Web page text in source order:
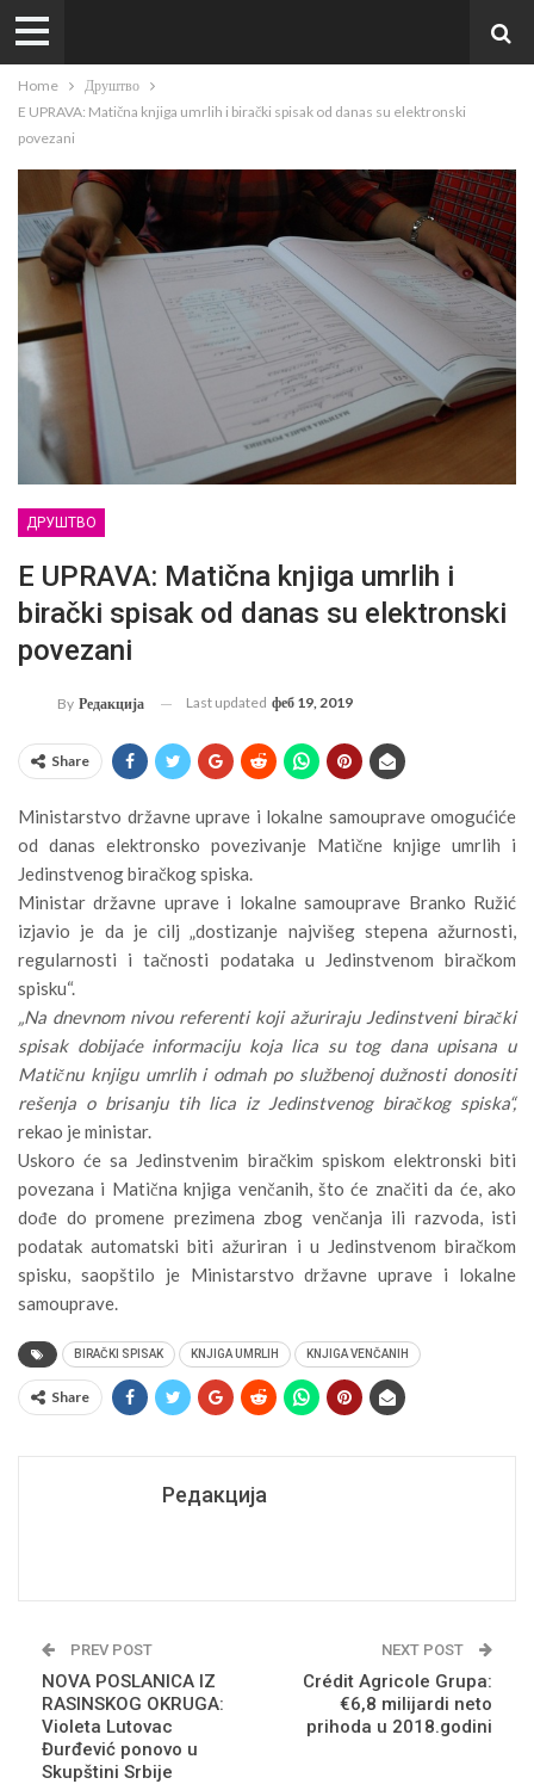
Home
Друштво
E UPRAVA: Matična knjiga umrlih i birački spisak od danas su elektronski
povezani
ДРУШТВО
E UPRAVA: Matična knjiga umrlih i
birački spisak od danas su elektronski
povezani
By Редакција Last updated феб 19, 2019
Share
Ministarstvo državne uprave i lokalne samouprave omogućiće
od danas elektronsko povezivanje Matične knjige umrlih i
Jedinstvenog biračkog spiska.
Ministar državne uprave i lokalne samouprave Branko Ružić
izjavio je da je cilj „dostizanje najvišeg stepena ažurnosti,
regularnosti i tačnosti podataka u Jedinstvenom biračkom
spisku“.
„Na dnevnom nivou referenti koji ažuriraju Jedinstveni birački
spisak dobijaće informaciju koja lica su tog dana upisana u
Matičnu knjigu umrlih i odmah po službenoj dužnosti donositi
rešenja o brisanju tih lica iz Jedinstvenog biračkog spiska“,
rekao je ministar.
Uskoro će sa Jedinstvenim biračkim spiskom elektronski biti
povezana i Matična knjiga venčanih, što će značiti da će, ako
dođe do promene prezimena zbog venčanja ili razvoda, isti
podatak automatski biti ažuriran i u Jedinstvenom biračkom
spisku, saopštilo je Ministarstvo državne uprave i lokalne
samouprave.
BIRAČKI SPISAK KNJIGA UMRLIH KNJIGA VENČANIH
Share
Редакција
PREV POST
NOVA POSLANICA IZ
RASINSKOG OKRUGA:
Violeta Lutovac
Đurđević ponovo u
Skupštini Srbije
NEXT POST
Crédit Agricole Grupa:
€6,8 milijardi neto
prihoda u 2018.godini